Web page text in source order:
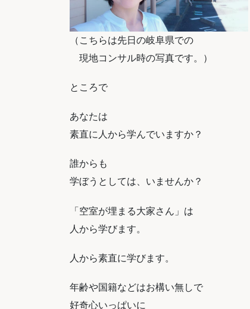
（こちらは先日の岐阜県での
現地コンサル時の写真です。）
ところで
あなたは
素直に人から学んでいますか？
誰からも
学ぼうとしては、いませんか？
「空室が埋まる大家さん」は
人から学びます。
人から素直に学びます。
年齢や国籍などはお構い無しで
好奇心いっぱいに